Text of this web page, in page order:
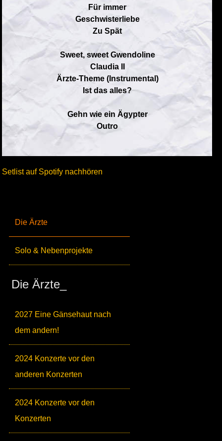
Die Ärzte
Solo & Nebenprojekte
Die Ärzte_
2027 Eine Gänsehaut nach
dem andern!
2024 Konzerte vor den
anderen Konzerten
2024 Konzerte vor den
Konzerten
Für immer
Geschwisterliebe
Zu Spät
Sweet, sweet Gwendoline
Claudia II
Ärzte-Theme (Instrumental)
Ist das alles?
Gehn wie ein Ägypter
Outro
Setlist auf Spotify nachhören